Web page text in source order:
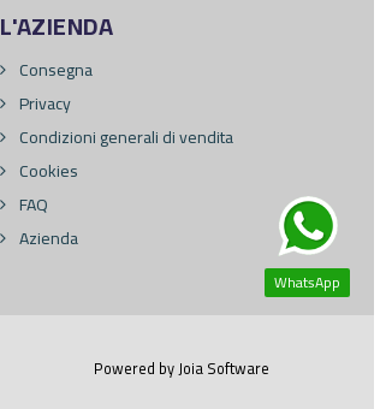
L'AZIENDA
Consegna
Privacy
Condizioni generali di vendita
Cookies
FAQ
Azienda
WhatsApp
Powered byJoia Software